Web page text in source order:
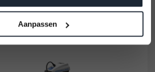
Aanpassen
€1.299